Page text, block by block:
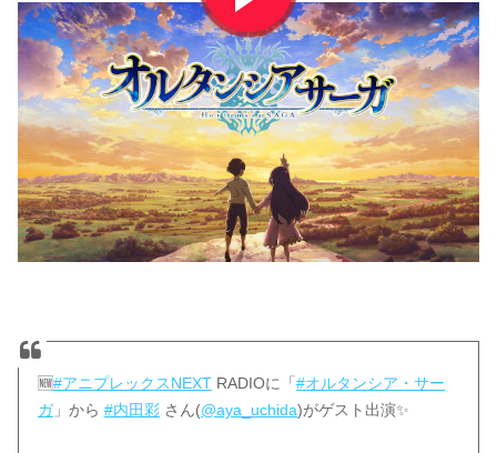
🆕#アニプレックスNEXT RADIOに「#オルタンシア・サー
ガ」から#内田彩 さん(@aya_uchida)がゲスト出演✨